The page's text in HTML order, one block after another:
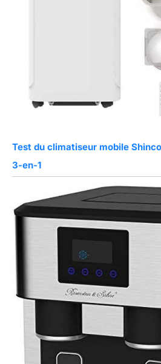
Test du climatiseur mobile
3-en-1